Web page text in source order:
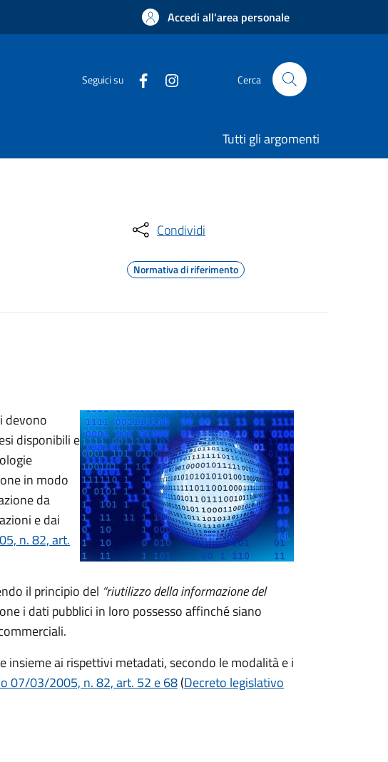
Accedi all'area personale
Seguici su Cerca
Tutti gli argomenti
Condividi
Normativa di riferimento
devono
disponibili e
in modo
da
e dai
n. 82, art.
il principio del “riutilizzo della informazione del
i dati pubblici in loro possesso affinché siano
insieme ai rispettivi metadati, secondo le modalità e i
07/03/2005, n. 82, art. 52 e 68(Decreto legislativo